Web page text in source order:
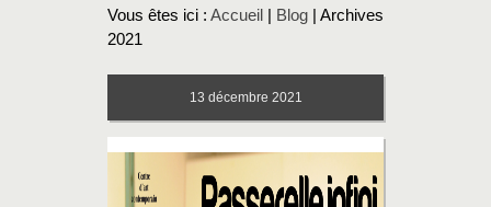
Vous êtes ici : Accueil Blog | Archives
2021
13 décembre 2021